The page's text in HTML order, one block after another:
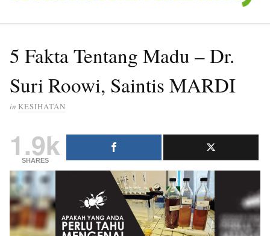
5 Fakta Tentang Madu – Dr.
Suri Roowi, Saintis MARDI
in KESIHATAN
1.9k
SHARES